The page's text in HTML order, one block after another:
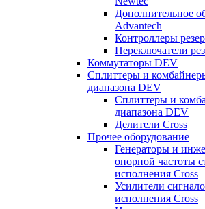
Дополнительное
Advantech
Контроллеры
Переключатели
Коммутаторы DEV
Сплиттеры и
диапазона DEV
Сплиттеры и
диапазона DEV
Делители Cross
Прочее оборудование
Генераторы и
опорной частоты
исполнения Cross
Усилители
исполнения Cross